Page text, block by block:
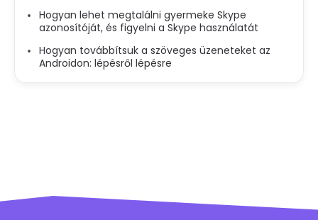
Hogyan lehet megtalálni gyermeke Skype
azonosítóját, és figyelni a Skype használatát
Hogyan továbbítsuk a szöveges üzeneteket az
Androidon: lépésről lépésre